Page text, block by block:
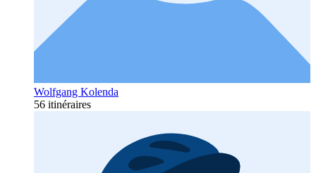
Wolfgang Kolenda
56 itinéraires